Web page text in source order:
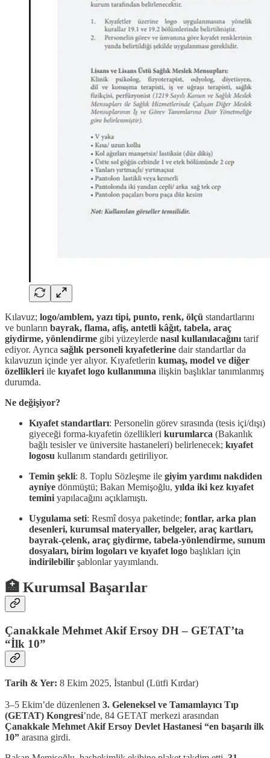
Kılavuz; logo/amblem, yazı tipi, punto, renk, ölçü standartlarını
ve bunların bayrak, flama, afiş, antetli kâğıt, tabela, araç
giydirme, yönlendirme gibi yüzeylerde nasıl kullanılacağını tarif
ediyor. Ayrıca sağlık personeli kıyafetlerine dair standartlar da
kılavuzun içinde yer alıyor. Kıyafetlerin kumaş, model ve diğer
özellikleri ile kıyafet logo kullanımına ilişkin başlıklar tanımlanmış
durumda.
Ne değişiyor?
Kıyafet standartları: Personelin görev sırasında (tesis içi/dışı)
giyeceği forma-kıyafetin özellikleri kurumlarca (Bakanlık
bağlı tesisler ve üniversite hastaneleri) belirlenecek; kıyafet
logosu kullanım standardı getiriliyor.
Temin şekli: 8. Toplu Sözleşme ile giyim yardımı nakdiden
ayniye dönmüştü; Bakan Memişoğlu, yılda iki kez kıyafet
temini yapılacağını açıklamıştı.
Uygulama seti: Resmî dosya paketinde; fontlar, arka plan
desenleri, kurumsal materyaller, belgeler, araç kartları,
bayrak-çelenk, araç giydirme, tabela-yönlendirme, sunum
dosyaları, birim logoları ve kıyafet logo başlıkları için
indirilebilir şablonlar yayımlandı.
🏥 Kurumsal Başarılar
Çanakkale Mehmet Akif Ersoy DH – GETAT’ta
“İlk 10”
Tarih & Yer: 8 Ekim 2025, İstanbul (Lütfi Kırdar)
3–5 Ekim’de düzenlenen 3. Geleneksel ve Tamamlayıcı Tıp
(GETAT) Kongresi’nde, 84 GETAT merkezi arasından
Çanakkale Mehmet Akif Ersoy Devlet Hastanesi “en başarılı ilk
10” arasına girdi.